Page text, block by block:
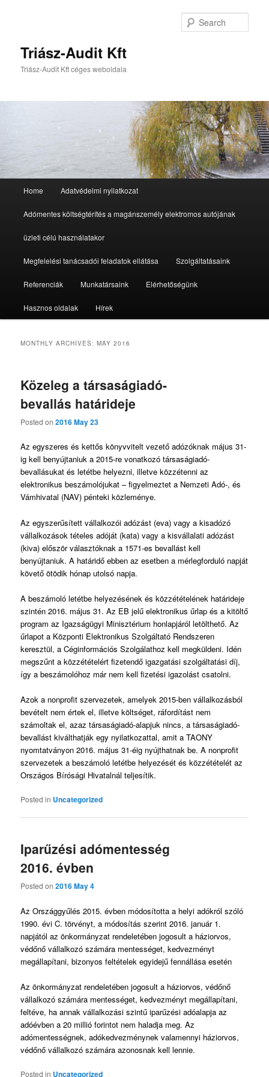
Triász-Audit Kft
Triász-Audit Kft céges weboldala
Skip
to
primary
content
Skip
to
secondary
content
Home Adatvédelmi nyilatkozat
Adómentes költségtérítés a magánszemély elektromos autójának
üzleti célú használatakor
Megfelelési tanácsadói feladatok ellátása Szolgáltatásaink
Referenciák Munkatársaink Elérhetőségünk
Hasznos oldalak Hírek
MONTHLY ARCHIVES:MAY 2016
Közeleg a társaságiadó-
bevallás határideje
Posted on2016 May 23
Az egyszeres és kettős könyvvitelt vezető adózóknak május 31-
ig kell benyújtaniuk a 2015-re vonatkozó társaságiadó-
bevallásukat és letétbe helyezni, illetve közzétenni az
elektronikus beszámolójukat – figyelmeztet a Nemzeti Adó-, és
Vámhivatal (NAV) pénteki közleménye.
Az egyszerűsített vállalkozói adózást (eva) vagy a kisadózó
vállalkozások tételes adóját (kata) vagy a kisvállalati adózást
(kiva) először választóknak a 1571-es bevallást kell
benyújtaniuk. A határidő ebben az esetben a mérlegforduló napját
követő ötödik hónap utolsó napja.
A beszámoló letétbe helyezésének és közzétételének határideje
szintén 2016. május 31. Az EB jelű elektronikus űrlap és a kitöltő
program az Igazságügyi Minisztérium honlapjáról letölthető. Az
űrlapot a Központi Elektronikus Szolgáltató Rendszeren
keresztül, a Céginformációs Szolgálathoz kell megküldeni. Idén
megszűnt a közzétételért fizetendő igazgatási szolgáltatási díj,
így a beszámolóhoz már nem kell fizetési igazolást csatolni.
Azok a nonprofit szervezetek, amelyek 2015-ben vállalkozásból
bevételt nem értek el, illetve költséget, ráfordítást nem
számoltak el, azaz társaságiadó-alapjuk nincs, a társaságiadó-
bevallást kiválthatják egy nyilatkozattal, amit a TAONY
nyomtatványon 2016. május 31-éig nyújthatnak be. A nonprofit
szervezetek a beszámoló letétbe helyezését és közzétételét az
Országos Bírósági Hivatalnál teljesítik.
Posted in Uncategorized
Iparűzési adómentesség
2016. évben
Posted on2016 May 4
Az Országgyűlés 2015. évben módosította a helyi adókról szóló
1990. évi C. törvényt, a módosítás szerint 2016. január 1.
napjától az önkormányzat rendeletében jogosult a háziorvos,
védőnő vállalkozó számára mentességet, kedvezményt
megállapítani, bizonyos feltételek egyidejű fennállása esetén
Az önkormányzat rendeletében jogosult a háziorvos, védőnő
vállalkozó számára mentességet, kedvezményt megállapítani,
feltéve, ha annak vállalkozási szintű iparűzési adóalapja az
adóévben a 20 millió forintot nem haladja meg. Az
adómentességnek, adókedvezménynek valamennyi háziorvos,
védőnő vállalkozó számára azonosnak kell lennie.
Posted in Uncategorized